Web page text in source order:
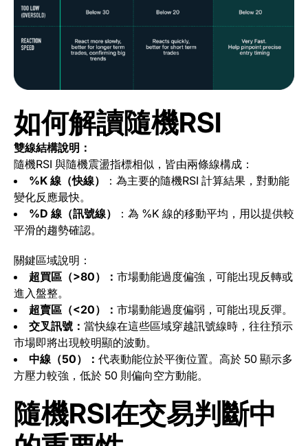
如何解讀隨機RSI
雙線結構說明：
隨機RSI 與隨機震盪指標相似，皆由兩條線構成：
%K 線（快線）
：為主要的隨機RSI 計算結果，對動能
變化反應最快。
%D 線（訊號線）
：為 %K 線的移動平均，用以提供較
平滑的趨勢確認。
關鍵區域說明：
超買區（>80）： 市場動能過度偏強，可能出現反轉或
進入盤整。
超賣區（<20）： 市場動能過度偏弱，可能出現反彈。
交叉訊號： 當快線在這些區域穿越訊號線時，往往預示
市場即將出現較明顯的波動。
中線（50）： 代表動能位於平衡位置。高於 50 顯示多
方壓力較強，低於 50 則偏向空方動能。
隨機RSI在交易判斷中